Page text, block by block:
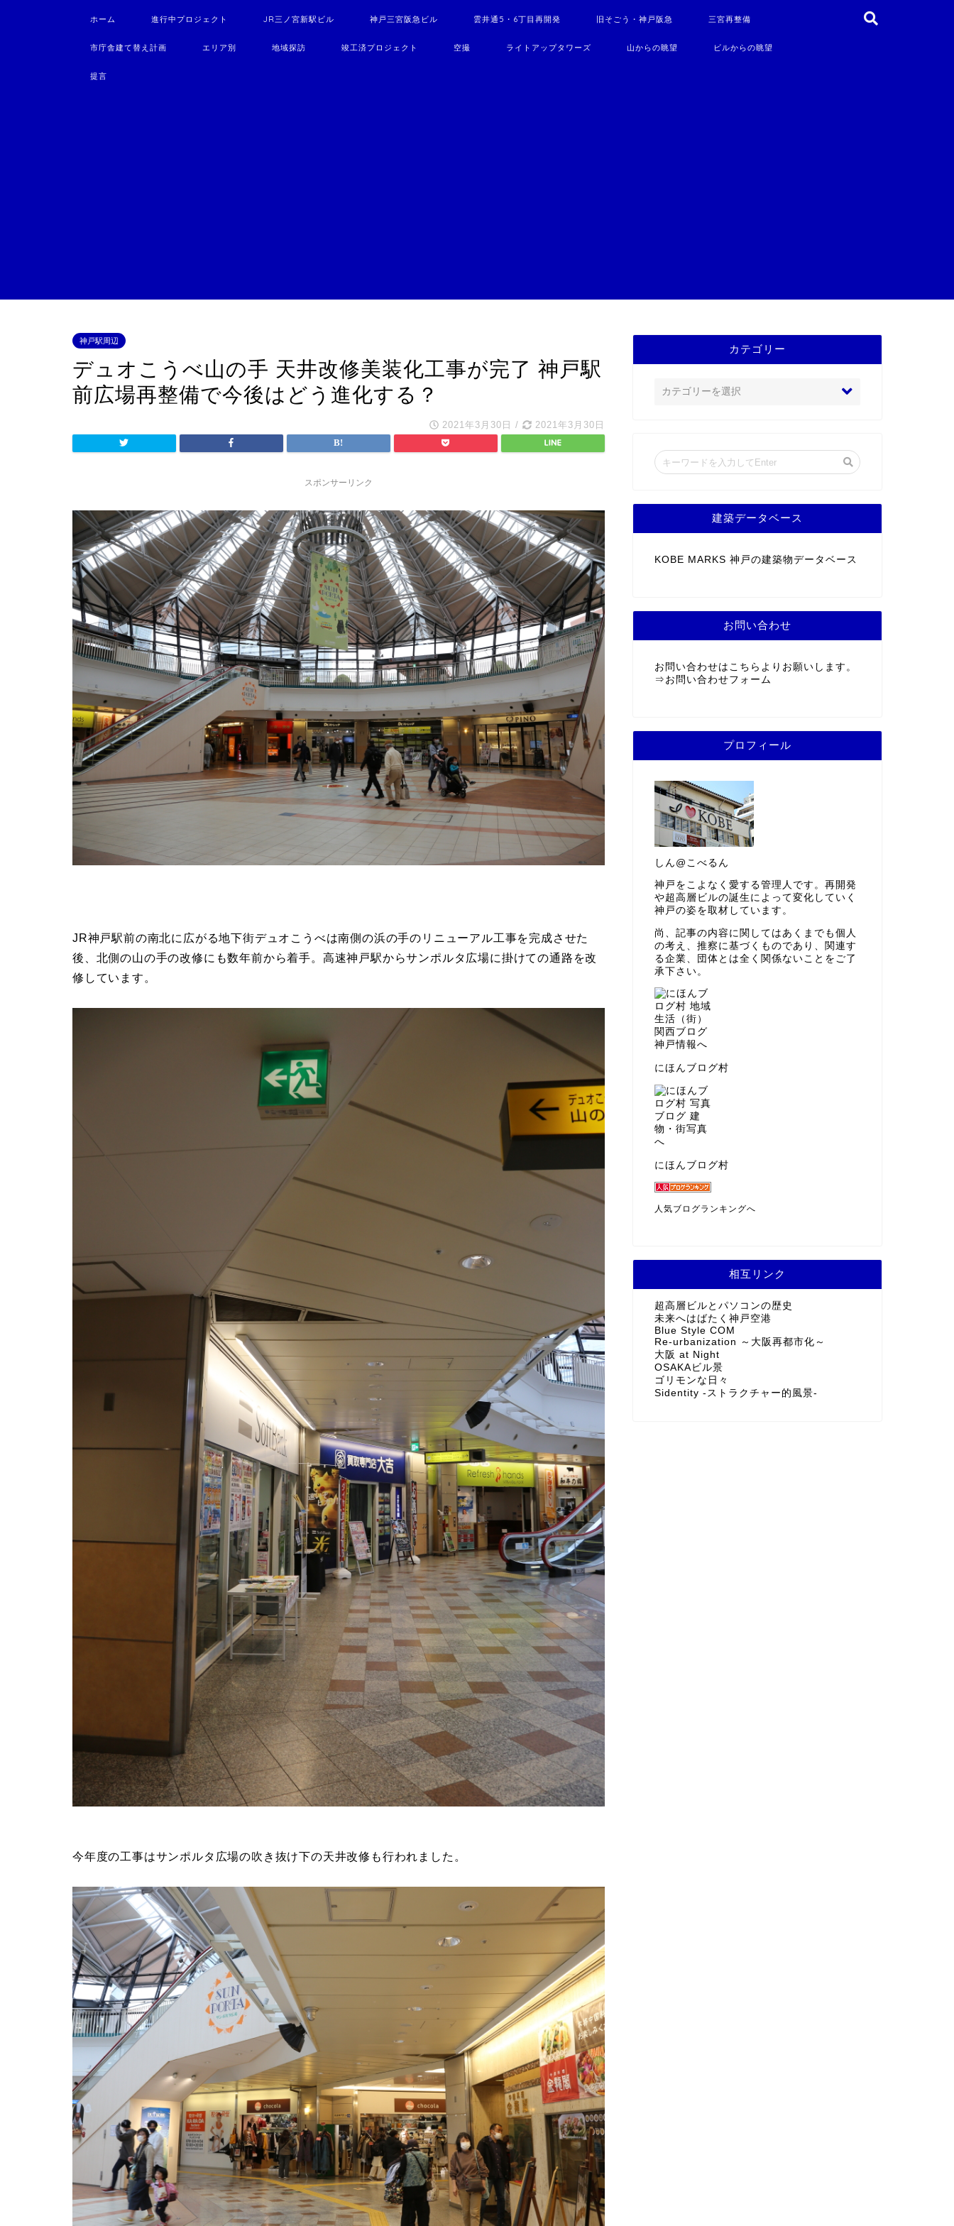
ホーム 進行中プロジェクト JR三ノ宮新駅ビル 神戸三宮阪急ビル 雲井通5・6丁目再開発 旧そごう・神戸阪急 三宮再整備
市庁舎建て替え計画 エリア別 地域探訪 竣工済プロジェクト 空撮 ライトアップタワーズ 山からの眺望 ビルからの眺望
提言
神戸駅周辺
デュオこうべ山の手 天井改修美装化工事が完了 神戸駅
前広場再整備で今後はどう進化する？
2021年3月30日 / 2021年3月30日
スポンサーリンク
JR神戸駅前の南北に広がる地下街デュオこうべは南側の浜の手のリニューアル工事を完成させた
後、北側の山の手の改修にも数年前から着手。高速神戸駅からサンポルタ広場に掛けての通路を改
修しています。
今年度の工事はサンポルタ広場の吹き抜け下の天井改修も行われました。
カテゴリー
建築データベース
KOBE MARKS 神戸の建築物データベース
お問い合わせ
お問い合わせはこちらよりお願いします。
⇒ お問い合わせフォーム
プロフィール
しん@こべるん
神戸をこよなく愛する管理人です。再開発
や超高層ビルの誕生によって変化していく
神戸の姿を取材しています。
尚、記事の内容に関してはあくまでも個人
の考え、推察に基づくものであり、関連す
る企業、団体とは全く関係ないことをご了
承下さい。
にほんブログ村
にほんブログ村
人気ブログランキングへ
相互リンク
超高層ビルとパソコンの歴史
未来へはばたく神戸空港
Blue Style COM
Re-urbanization ～大阪再都市化～
大阪 at Night
OSAKAビル景
ゴリモンな日々
Sidentity -ストラクチャー的風景-